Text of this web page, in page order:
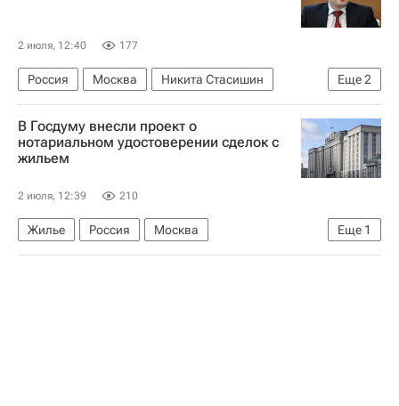
2 июля, 12:40 177
Еще2
Россия Москва
Никита Стасишин
Министерство строительства и жилищно-коммунального хозяйства РФ (Минстрой России)
Строительство
В Госдуму внесли проект о
нотариальном удостоверении сделок с
жильем
2 июля, 12:39 210
Еще 1
Жилье Россия
Москва
Московская областная дума